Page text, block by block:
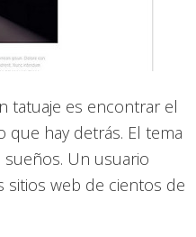
tatuaje es encontrar el
hay detrás. El tema
Un usuario
sitios web de cientos de